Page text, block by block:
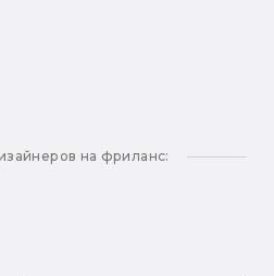
на фриланс: